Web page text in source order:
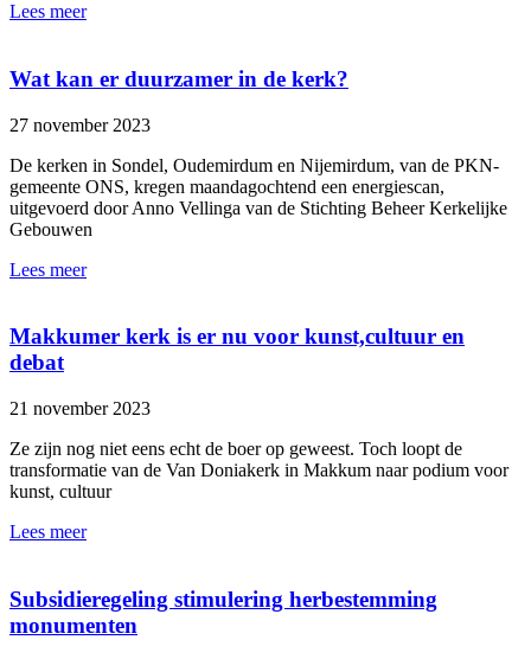
Lees meer
Wat kan er duurzamer in de kerk?
27 november 2023
De kerken in Sondel, Oudemirdum en Nijemirdum, van de PKN-
gemeente ONS, kregen maandagochtend een energiescan,
uitgevoerd door Anno Vellinga van de Stichting Beheer Kerkelijke
Gebouwen
Lees meer
Makkumer kerk is er nu voor kunst,cultuur en
debat
21 november 2023
Ze zijn nog niet eens echt de boer op geweest. Toch loopt de
transformatie van de Van Doniakerk in Makkum naar podium voor
kunst, cultuur
Lees meer
Subsidieregeling stimulering herbestemming
monumenten